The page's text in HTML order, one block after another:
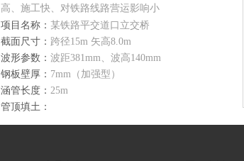
高、施工快、对铁路线路营运影响小
项目名称：某铁路平交道口立交桥
截面尺寸： 跨径15m 矢高8.0m
波形参数：波距381mm、波高140mm
钢板壁厚： 7mm（加强型）
涵管长度：25m
管顶填土：